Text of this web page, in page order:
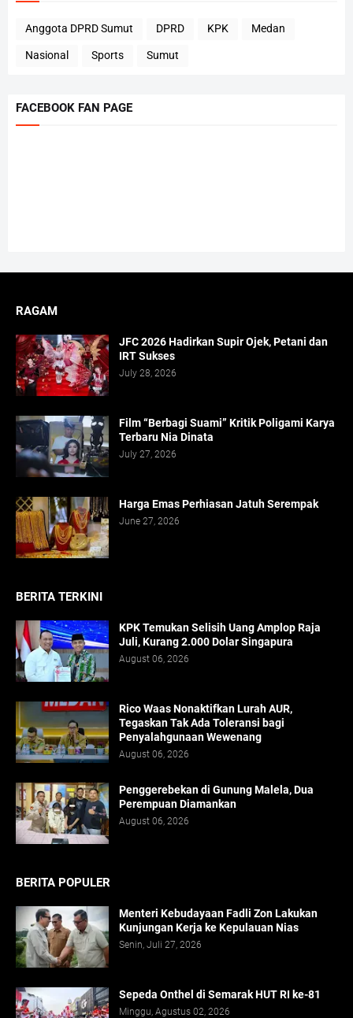
Anggota DPRD Sumut DPRD KPK Medan
Nasional Sports Sumut
FACEBOOK FAN PAGE
RAGAM
JFC 2026 Hadirkan Supir Ojek, Petani dan
IRT Sukses
July 28, 2026
Film “Berbagi Suami” Kritik Poligami Karya
Terbaru Nia Dinata
July 27, 2026
Harga Emas Perhiasan Jatuh Serempak
June 27, 2026
BERITA TERKINI
KPK Temukan Selisih Uang Amplop Raja
Juli, Kurang 2.000 Dolar Singapura
August 06, 2026
Rico Waas Nonaktifkan Lurah AUR,
Tegaskan Tak Ada Toleransi bagi
Penyalahgunaan Wewenang
August 06, 2026
Penggerebekan di Gunung Malela, Dua
Perempuan Diamankan
August 06, 2026
BERITA POPULER
Menteri Kebudayaan Fadli Zon Lakukan
Kunjungan Kerja ke Kepulauan Nias
Senin, Juli 27, 2026
Sepeda Onthel di Semarak HUT RI ke-81
Minggu, Agustus 02, 2026